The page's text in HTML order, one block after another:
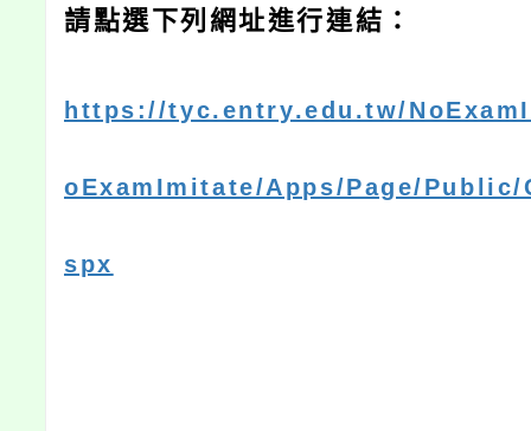
請點選下列網址進行連結：
https://tyc.entry.edu.tw/
oExamImitate/Apps/Page/Public/
spx